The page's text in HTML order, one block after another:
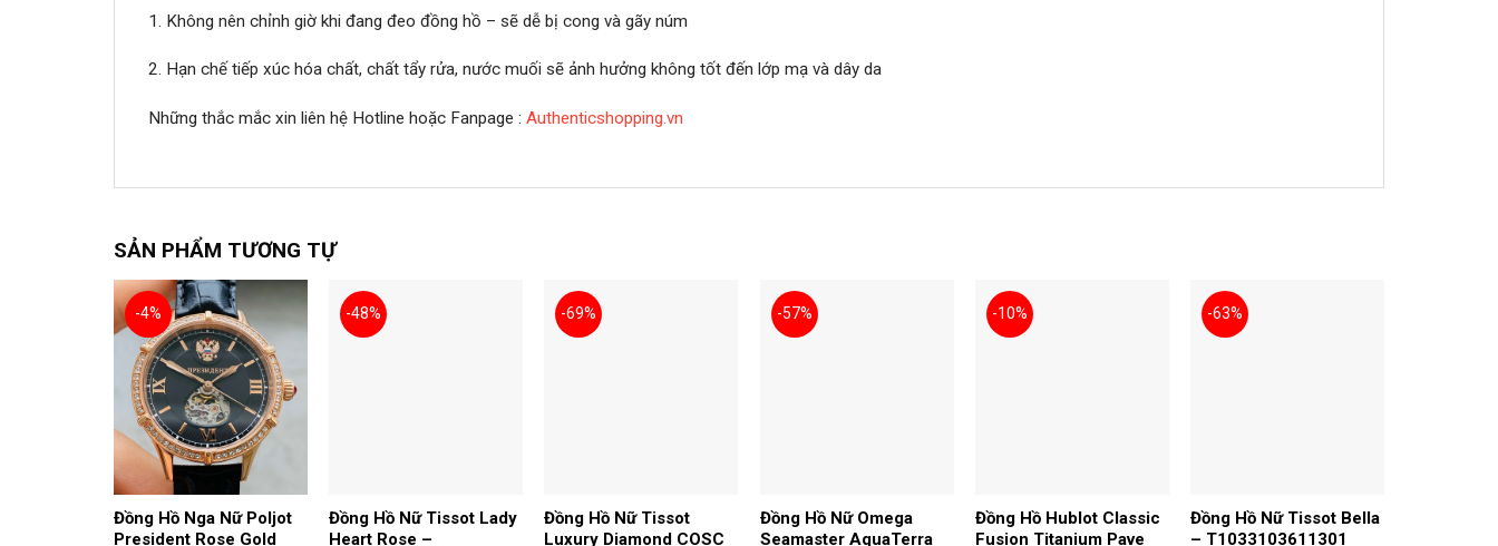
1. Không nên chỉnh giờ khi đang đeo đồng hồ – sẽ dễ bị cong và gãy núm
2. Hạn chế tiếp xúc hóa chất, chất tẩy rửa, nước muối sẽ ảnh hưởng không tốt đến lớp mạ và dây da
Những thắc mắc xin liên hệ Hotline hoặc Fanpage : Authenticshopping.vn
SẢN PHẨM TƯƠNG TỰ
-4%
Đồng Hồ Nga Nữ Poljot
President Rose Gold
-48%
Đồng Hồ Nữ Tissot Lady
Heart Rose –
-69%
Đồng Hồ Nữ Tissot
Luxury Diamond COSC
-57%
Đồng Hồ Nữ Omega
Seamaster AquaTerra
-10%
Đồng Hồ Hublot Classic
Fusion Titanium Pave
-63%
Đồng Hồ Nữ Tissot Bella
– T1033103611301